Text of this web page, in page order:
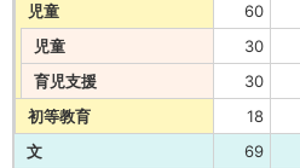
児童
60
児童
30
育児支援
30
初等教育
18
文
69